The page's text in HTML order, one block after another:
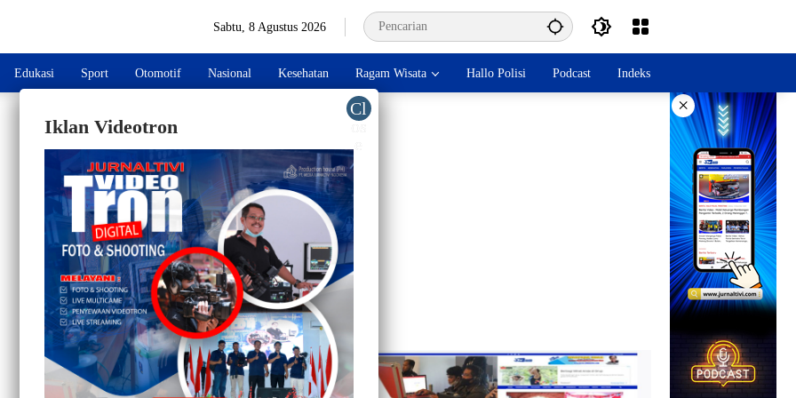
Sabtu, 8 Agustus 2026
Edukasi Sport Otomotif Nasional Kesehatan Ragam Wisata Hallo Polisi Podcast Indeks
×
Iklan Videotron